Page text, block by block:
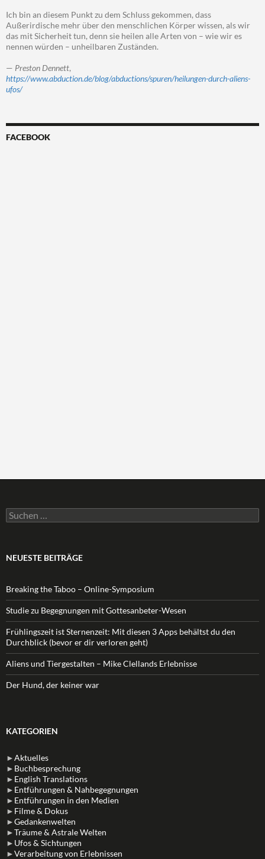
Ich bin an diesem Punkt zu dem Schluss gekommen, dass
Außerirdische mehr über den menschlichen Körper wissen, als wir
das mit Sicherheit tun, denn sie heilen alle Arten von – wie wir es
nennen würden – unheilbaren Zuständen.
— Preston Dennett,
https://www.abduction.de/blog/abductions/spuren/heilungen-durch-aliens-
ufos/
FACEBOOK
Suchen
nach:
NEUESTE BEITRÄGE
Breaking the Taboo – Online-Symposium
Studie zu Begegnungen mit Gottesanbeter-Wesen
Frühlingszeit ist Sternenzeit: Mit diesen 3 Apps behältst du den
Durchblick (bevor er dir verloren geht)
Aliens und Tiergestalten – Mike Clellands Erlebnisse
Der Hund, der keiner war
KATEGORIEN
►Aktuelles
► Buchbesprechung
► English Translations
► Entführungen & Nahbegegnungen
► Entführungen in den Medien
► Filme & Dokus
►Gedankenwelten
►Träume & Astrale Welten
► Ufos & Sichtungen
►Verarbeitung von Erlebnissen